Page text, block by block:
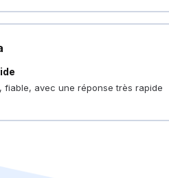
fiable, avec une réponse très rapide